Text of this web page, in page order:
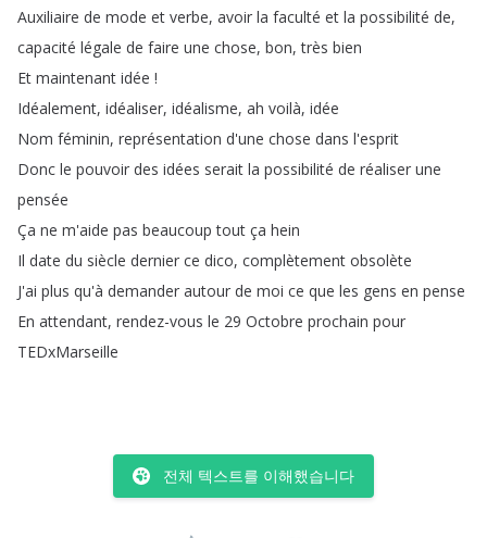
Auxiliaire de mode et verbe, avoir la faculté et la possibilité de,
capacité légale de faire une chose, bon,très bien
Et maintenant idée !
Idéalement, idéaliser, idéalisme, ah voilà, idée
Nom féminin, représentation d'une chose dans l'esprit
Donc le pouvoir des idées serait la possibilité de réaliser une
pensée
Ça ne m'aide pas beaucoup tout ça hein
Il date du siècle dernier ce dico, complètement obsolète
J'ai plus qu'à demander autour de moi ce que les gens en pense
En attendant, rendez-vous le 29 Octobre prochain pour
TEDxMarseille
전체 텍스트를 이해했습니다